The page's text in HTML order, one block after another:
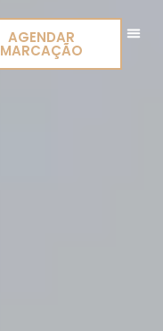
AGENDAR
MARCAÇÃO